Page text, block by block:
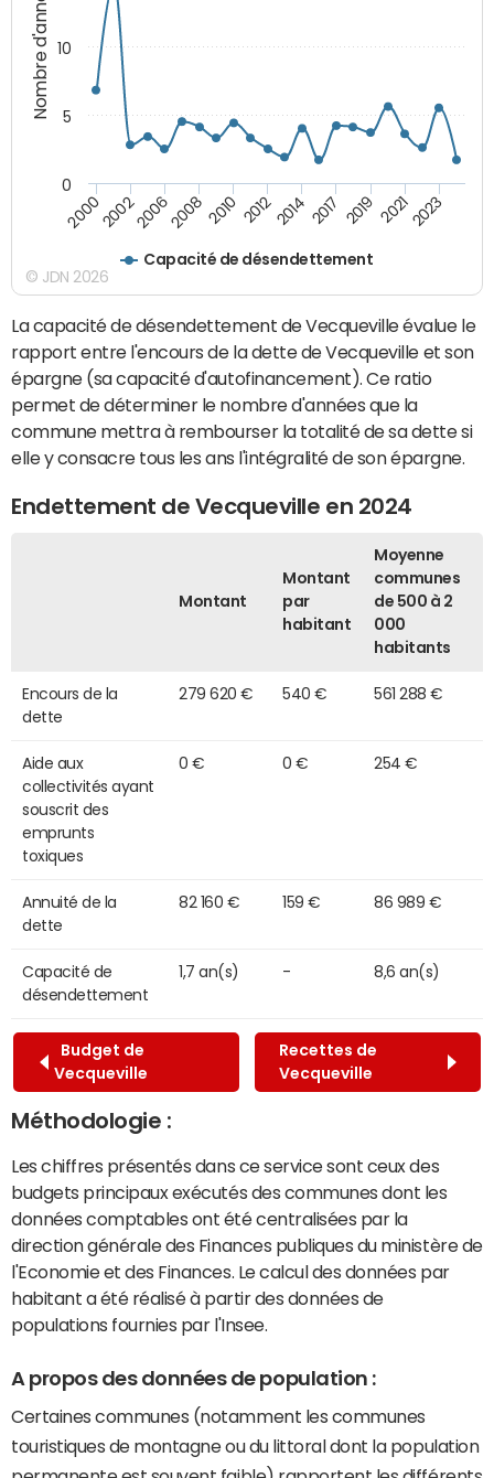
Nombre d'années
Capacité de désendettement
20002002200620082010 20122014 2017 2019 20212023
0
5
10
© JDN 2026
La capacité de désendettement de Vecqueville évalue le
rapport entre l'encours de la dette de Vecqueville et son
épargne (sa capacité d'autofinancement). Ce ratio
permet de déterminer le nombre d'années que la
commune mettra à rembourser la totalité de sa dette si
elle y consacre tous les ans l'intégralité de son épargne.
Endettement de Vecqueville en 2024
Montant
Montant
par
habitant
Moyenne
communes
de 500 à 2
000
habitants
Encours de la
dette
279 620 € 540 € 561 288 €
Aide aux
collectivités ayant
souscrit des
emprunts
toxiques
0 € 0 € 254 €
Annuité de la
dette
82 160 € 159 € 86 989 €
Capacité de
désendettement
1,7 an(s) - 8,6 an(s)
Budget de
Vecqueville
Recettes de
Vecqueville
Méthodologie :
Les chiffres présentés dans ce service sont ceux des
budgets principaux exécutés des communes dont les
données comptables ont été centralisées par la
direction générale des Finances publiques du ministère de
l'Economie et des Finances. Le calcul des données par
habitant a été réalisé à partir des données de
populations fournies par l'Insee.
A propos des données de population :
Certaines communes (notamment les communes
touristiques de montagne ou du littoral dont la population